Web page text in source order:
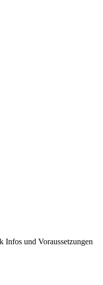
und Voraussetzungen